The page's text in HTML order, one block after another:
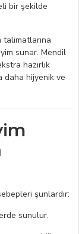
bir şekilde
talimatlarına
sunar. Mendil
hazırlık
daha hijyenik ve
şunlardır:
sunulur.